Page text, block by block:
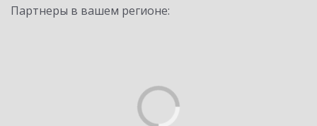
Партнеры в вашем регионе: